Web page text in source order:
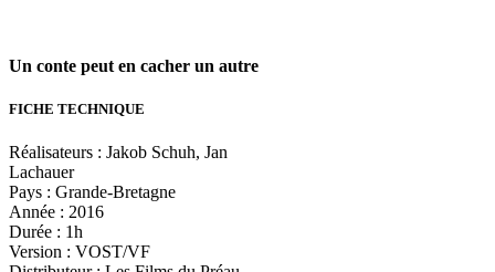
Un conte peut en cacher un autre
FICHE TECHNIQUE
Réalisateurs : Jakob Schuh, Jan
Lachauer
Pays : Grande-Bretagne
Année : 2016
Durée : 1h
Version : VOST/VF